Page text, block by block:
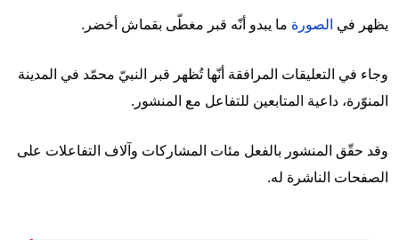
يظهر في الصورة ما يبدو أنّه قبر مغطّى بقماش أخضر.
وجاء في التعليقات المرافقة أنّها تُظهر قبر النبيّ محمّد في المدينة
المنوّرة، داعية المتابعين للتفاعل مع المنشور.
وقد حقّق المنشور بالفعل مئات المشاركات وآلاف التفاعلات على
الصفحات الناشرة له.